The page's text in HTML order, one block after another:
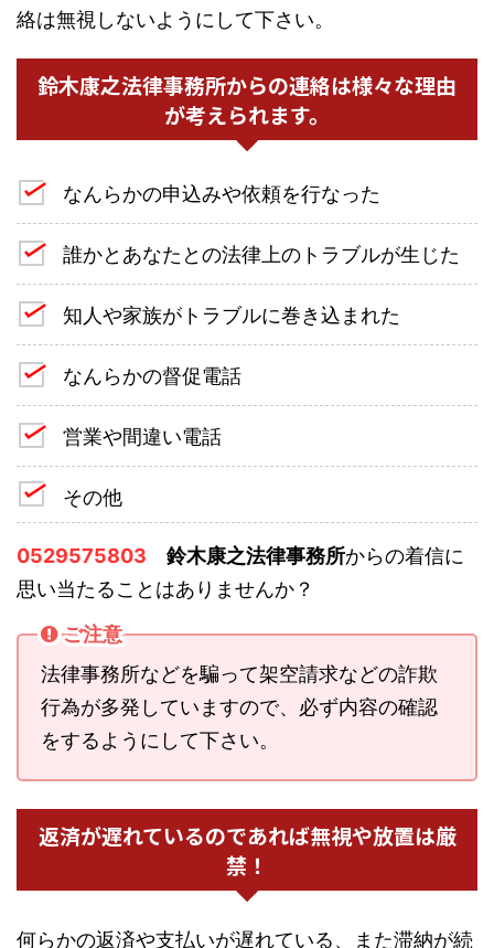
絡は無視しないようにして下さい。
鈴木康之法律事務所からの連絡は様々な理由
が考えられます。
なんらかの申込みや依頼を行なった
誰かとあなたとの法律上のトラブルが生じた
知人や家族がトラブルに巻き込まれた
なんらかの督促電話
営業や間違い電話
その他
0529575803 鈴木康之法律事務所からの着信に
思い当たることはありませんか？
ご注意
法律事務所などを騙って架空請求などの詐欺
行為が多発していますので、必ず内容の確認
をするようにして下さい。
返済が遅れているのであれば無視や放置は厳
禁！
何らかの返済や支払いが遅れている、また滞納が続